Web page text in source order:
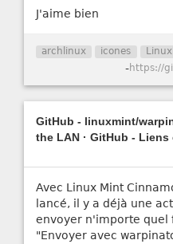
J'aime bien
archlinux icones
-https://
GitHub - linuxmint/
the LAN · GitHub -
Avec Linux Mint
lancé, il y a déjà une
envoyer n'importe quel
"Envoyer avec